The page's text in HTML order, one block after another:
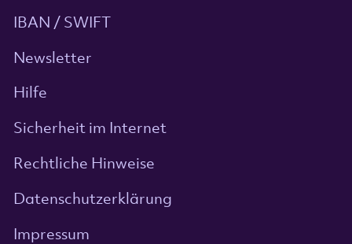
IBAN / SWIFT
Newsletter
Hilfe
Sicherheit im Internet
Rechtliche Hinweise
Datenschutzerklärung
Impressum